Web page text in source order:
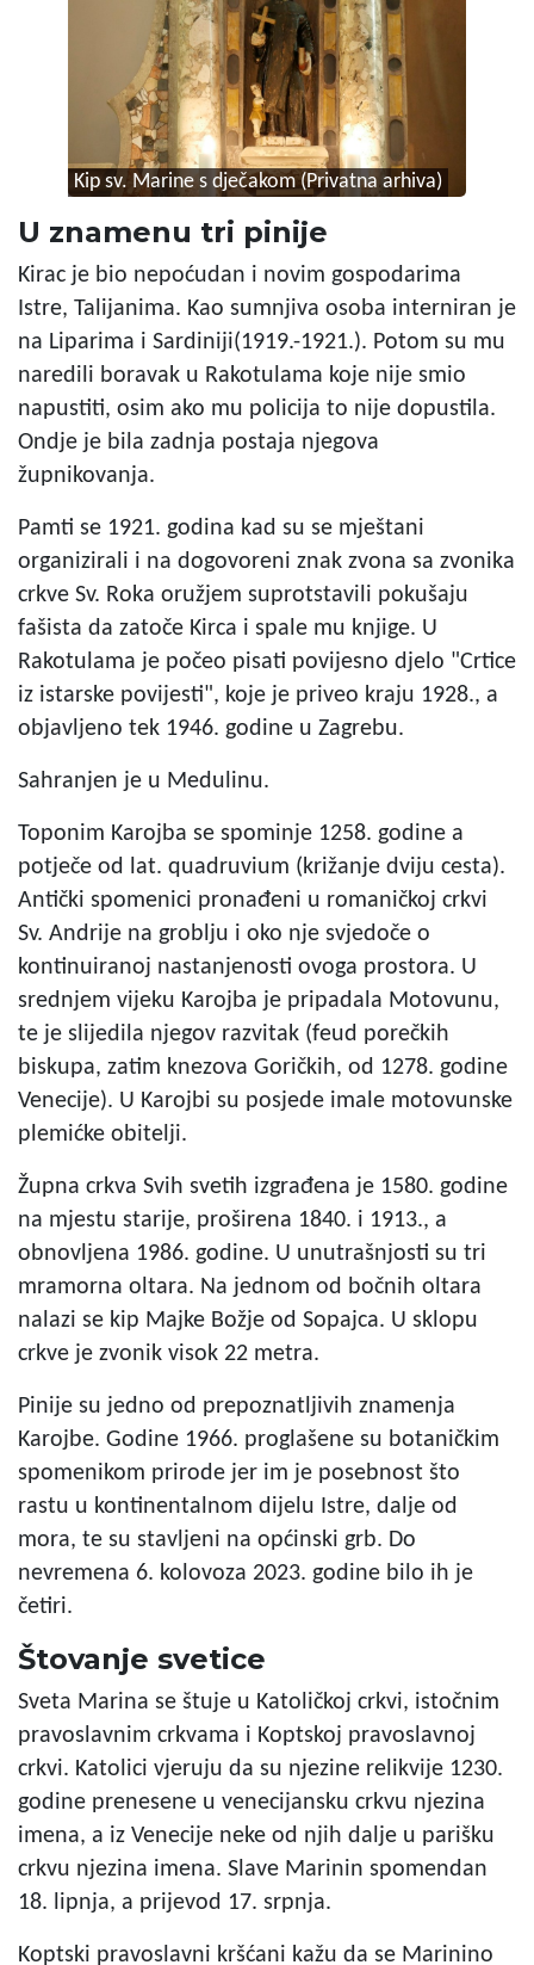
Kip sv. Marine s dječakom(Privatna arhiva)
U znamenu tri pinije
Kirac je bio nepoćudan i novim gospodarima
Istre, Talijanima. Kao sumnjiva osoba interniran je
na Liparima i Sardiniji(1919.-1921.). Potom su mu
naredili boravak u Rakotulama koje nije smio
napustiti, osim ako mu policija to nije dopustila.
Ondje je bila zadnja postaja njegova
župnikovanja.
Pamti se 1921. godina kad su se mještani
organizirali i na dogovoreni znak zvona sa zvonika
crkve Sv. Roka oružjem suprotstavili pokušaju
fašista da zatoče Kirca i spale mu knjige. U
Rakotulama je počeo pisati povijesno djelo "Crtice
iz istarske povijesti", koje je priveo kraju 1928., a
objavljeno tek 1946. godine u Zagrebu.
Sahranjen je u Medulinu.
Toponim Karojba se spominje 1258. godine a
potječe od lat. quadruvium (križanje dviju cesta).
Antički spomenici pronađeni u romaničkoj crkvi
Sv. Andrije na groblju i oko nje svjedoče o
kontinuiranoj nastanjenosti ovoga prostora. U
srednjem vijeku Karojba je pripadala Motovunu,
te je slijedila njegov razvitak (feud porečkih
biskupa, zatim knezova Goričkih, od 1278. godine
Venecije). U Karojbi su posjede imale motovunske
plemićke obitelji.
Župna crkva Svih svetih izgrađena je 1580. godine
na mjestu starije, proširena 1840. i 1913., a
obnovljena 1986. godine. U unutrašnjosti su tri
mramorna oltara. Na jednom od bočnih oltara
nalazi se kip Majke Božje od Sopajca. U sklopu
crkve je zvonik visok 22 metra.
Pinije su jedno od prepoznatljivih znamenja
Karojbe. Godine 1966. proglašene su botaničkim
spomenikom prirode jer im je posebnost što
rastu u kontinentalnom dijelu Istre, dalje od
mora, te su stavljeni na općinski grb. Do
nevremena 6. kolovoza 2023. godine bilo ih je
četiri.
Štovanje svetice
Sveta Marina se štuje u Katoličkoj crkvi, istočnim
pravoslavnim crkvama i Koptskoj pravoslavnoj
crkvi. Katolici vjeruju da su njezine relikvije 1230.
godine prenesene u venecijansku crkvu njezina
imena, a iz Venecije neke od njih dalje u parišku
crkvu njezina imena. Slave Marinin spomendan
18. lipnja, a prijevod 17. srpnja.
Koptski pravoslavni kršćani kažu da se Marinino